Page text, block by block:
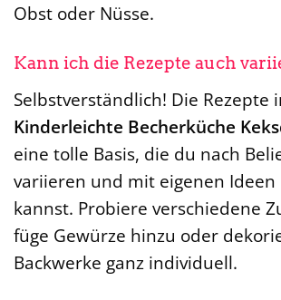
Obst oder Nüsse.
Kann ich die Rezepte auch
Selbstverständlich! Die Rezepte
Kinderleichte Becherküche
eine tolle Basis, die du nach
variieren und mit eigenen Ideen
kannst. Probiere verschiedene
füge Gewürze hinzu oder
Backwerke ganz individuell.